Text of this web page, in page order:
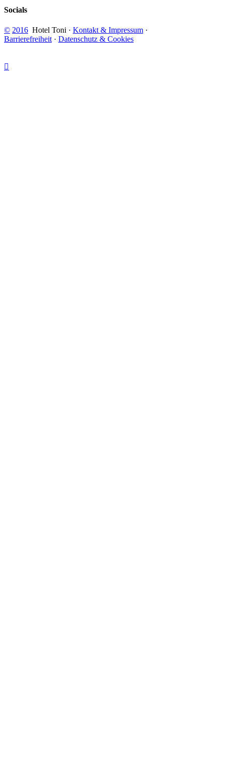
Socials
​© 2016 Hotel Toni · Kontakt & Impressum ·
Barrierefreiheit · Datenschutz & Cookies
